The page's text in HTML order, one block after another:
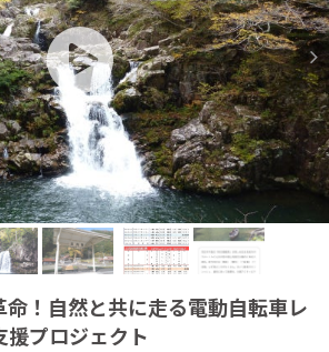
命！自然と共に走る電動自転車レ
援プロジェクト